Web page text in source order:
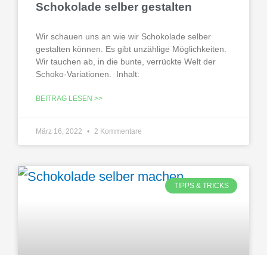
Schokolade selber gestalten
Wir schauen uns an wie wir Schokolade selber
gestalten können. Es gibt unzählige Möglichkeiten.
Wir tauchen ab, in die bunte, verrückte Welt der
Schoko-Variationen. Inhalt:
BEITRAG LESEN >>
März 16, 2022 2 Kommentare
TIPPS & TRICKS